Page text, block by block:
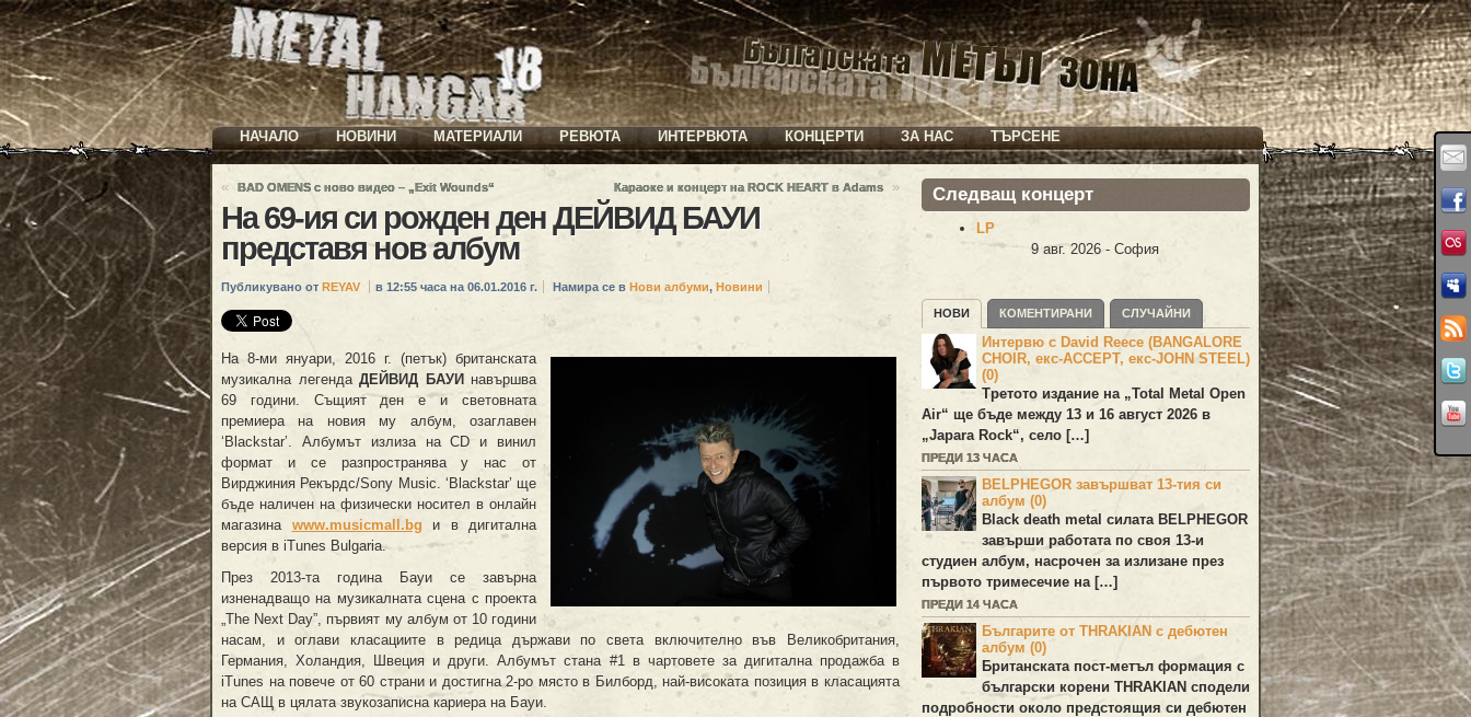
НАЧАЛО НОВИНИ МАТЕРИАЛИ РЕВЮТА ИНТЕРВЮТА КОНЦЕРТИ ЗА НАС ТЪРСЕНЕ
« BAD OMENS с ново видео – „Exit Wounds“ Караоке и концерт на ROCK HEART в Adams »
На 69-ия си рожден ден ДЕЙВИД БАУИ
представя нов албум
Публикувано от REYAV в 12:55 часа на 06.01.2016 г. Намира се в Нови албуми, Новини
На 8-ми януари, 2016 г. (петък) британската
музикална легенда ДЕЙВИД БАУИ навършва
69 години. Същият ден е и световната
премиера на новия му албум, озаглавен
‘Blackstar’. Албумът излиза на CD и винил
формат и се разпространява у нас от
Вирджиния Рекърдс/Sony Music. ‘Blackstar’ ще
бъде наличен на физически носител в онлайн
магазина www.musicmall.bg и в дигитална
версия в iTunes Bulgaria.
През 2013-та година Бауи се завърна
изненадващо на музикалната сцена с проекта
„The Next Day”, първият му албум от 10 години
насам, и оглави класациите в редица държави по света включително във Великобритания,
Германия, Холандия, Швеция и други. Албумът стана #1 в чартовете за дигитална продажба в
iTunes на повече от 60 страни и достигна 2-ро място в Билборд, най-високата позиция в класацията
на САЩ в цялата звукозаписна кариера на Бауи.
Следващ концерт
LP
9 авг. 2026 - София
НОВИ КОМЕНТИРАНИ СЛУЧАЙНИ
Интервю с David Reece (BANGALORE
CHOIR, екс-ACCEPT, екс-JOHN STEEL)
(0)
Третото издание на „Total Metal Open
Air“ ще бъде между 13 и 16 август 2026 в
„Japara Rock“, село […]
ПРЕДИ 13 ЧАСА
BELPHEGOR завършват 13-тия си
албум (0)
Black death metal силата BELPHEGOR
завърши работата по своя 13-и
студиен албум, насрочен за излизане през
първото тримесечие на […]
ПРЕДИ 14 ЧАСА
Българите от THRAKIAN с дебютен
албум (0)
Британската пост-метъл формация с
български корени THRAKIAN сподели
подробности около предстоящия си дебютен